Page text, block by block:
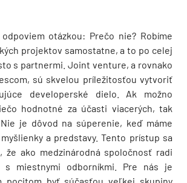
otázkou: Prečo nie? Robíme
projektov samostatne, a to po celej
s partnermi. Joint venture, a rovnako
sú skvelou príležitosťou vytvoriť
developerské dielo. Ak možno
hodnotné za účasti viacerých, tak
je dôvod na súperenie, keď máme
a predstavy. Tento prístup sa
že ako medzinárodná spoločnosť radi
s miestnymi odborníkmi. Pre nás je